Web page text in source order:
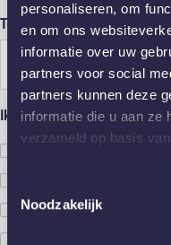
personaliseren, om
en om ons
informatie over uw
partners voor social
partners kunnen deze
informatie die u aan ze
verzameld op basis
Toestemmingsselectie
Noodzakelijk
Telefoonnummer *
Ik wil een offerte voor
Schuifdeur